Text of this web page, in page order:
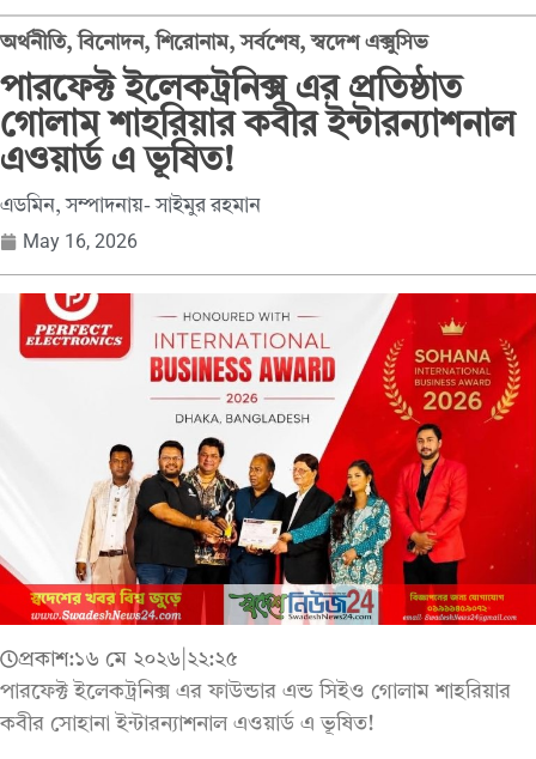
অর্থনীতি,বিনোদন,শিরোনাম,সর্বশেষ,স্বদেশ এক্সুসিভ
পারফেক্ট ইলেকট্রনিক্স এর প্রতিষ্ঠাত
গোলাম শাহরিয়ার কবীর ইন্টারন্যাশনাল
এওয়ার্ড এ ভূষিত!
এডমিন, সম্পাদনায়- সাইমুর রহমান
May 16, 2026
প্রকাশ:১৬ মে ২০২৬ ২২:২৫
পারফেক্ট ইলেকট্রনিক্স এর ফাউন্ডার এন্ড সিইও গোলাম শাহরিয়ার
কবীর সোহানা ইন্টারন্যাশনাল এওয়ার্ড এ ভূষিত!